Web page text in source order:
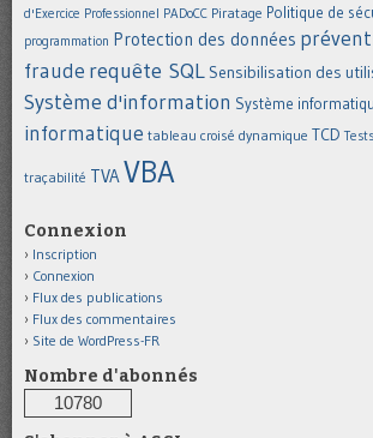
d'Exercice Professionnel PADoCC Piratage Politique de
programmation Protection des données
fraude requête SQL Sensibilisation des
Système d'information Système
informatique tableau croisé dynamique TCD
traçabilité TVA VBA
Connexion
Inscription
Connexion
Flux des publications
Flux des commentaires
Site de WordPress-FR
Nombre d'abonnés
10780